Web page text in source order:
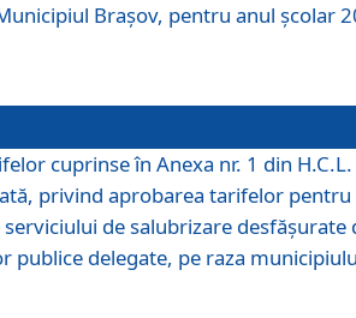
Braşov, pentru anul şcolar
cuprinse în Anexa nr. 1 din H.C.L.
privind aprobarea tarifelor pentru
de salubrizare desfăşurate
publice delegate, pe raza